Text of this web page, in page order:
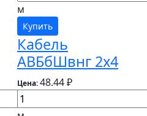
м
Купить
Кабель
АВБбШвнг 2х4
Цена:48.44 ₽